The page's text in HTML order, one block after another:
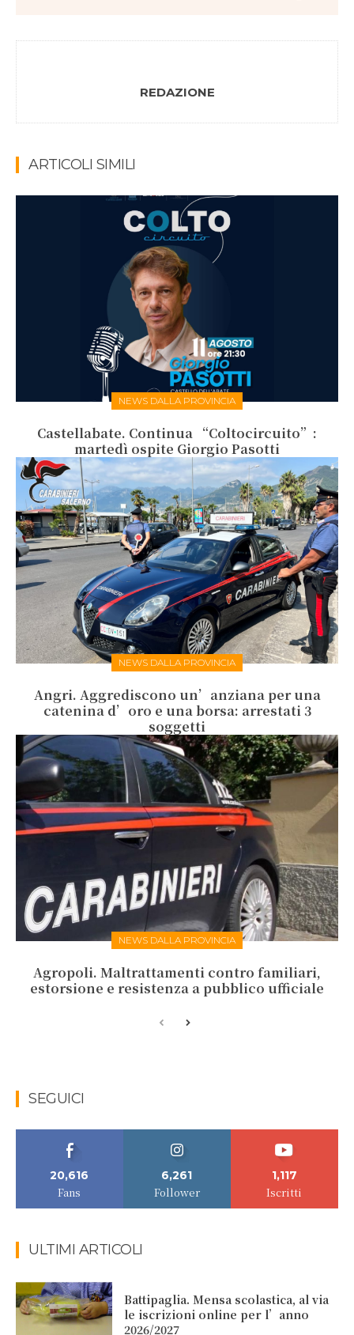
REDAZIONE
ARTICOLI SIMILI
NEWS DALLA PROVINCIA
Castellabate. Continua “Coltocircuito”:
martedì ospite Giorgio Pasotti
NEWS DALLA PROVINCIA
Angri. Aggrediscono un’anziana per una
catenina d’oro e una borsa: arrestati 3
soggetti
NEWS DALLA PROVINCIA
Agropoli. Maltrattamenti contro familiari,
estorsione e resistenza a pubblico ufficiale
SEGUICI
20,616
Fans
6,261
Follower
1,117
Iscritti
ULTIMI ARTICOLI
Battipaglia. Mensa scolastica, al via
le iscrizioni online per l’anno
2026/2027